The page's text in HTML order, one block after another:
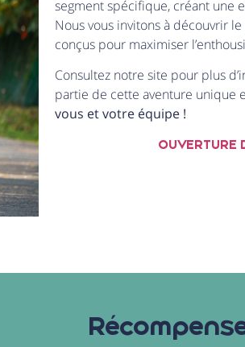
segment spécifique, créant une
Nous vous invitons à découvrir
conçus pour maximiser
Consultez notre site pour plus
partie de cette aventure unique
vous et votre équipe !